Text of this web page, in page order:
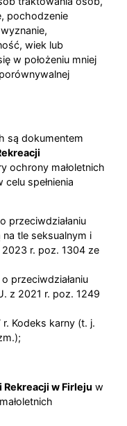
pochodzenie
wiek lub
w położeniu mniej
są dokumentem
ochrony małoletnich
spełnienia
przeciwdziałaniu
tle seksualnym i
2023 r. poz. 1304 ze
przeciwdziałaniu
z 2021 r. poz. 1249
Kodeks karny (t. j.
Rekreacji w Firleju w